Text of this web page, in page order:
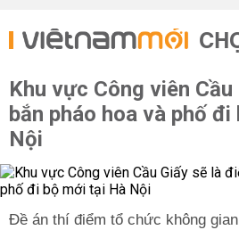
Khu vực Công viên
bắn pháo hoa và phố
Nội
Đề án thí điểm tổ chức không